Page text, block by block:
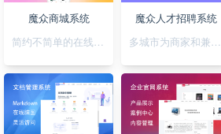
魔众商城系统
简约不简单的在线商城系统
魔众人才招聘系统
多城市为商家和兼职者的提供精准对接平台